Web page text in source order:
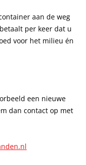
aan de weg
per keer dat u
voor het milieu én
een nieuwe
dan contact op met